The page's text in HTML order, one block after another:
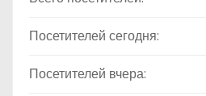
Посетителей сегодня:
Посетителей вчера: